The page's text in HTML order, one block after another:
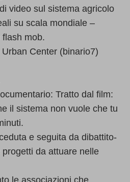
video sul sistema agricolo
su scala mondiale –
mob.
Center (binario7)
Tratto dal film:
il sistema non vuole che tu
e seguita da dibattito-
da attuare nelle